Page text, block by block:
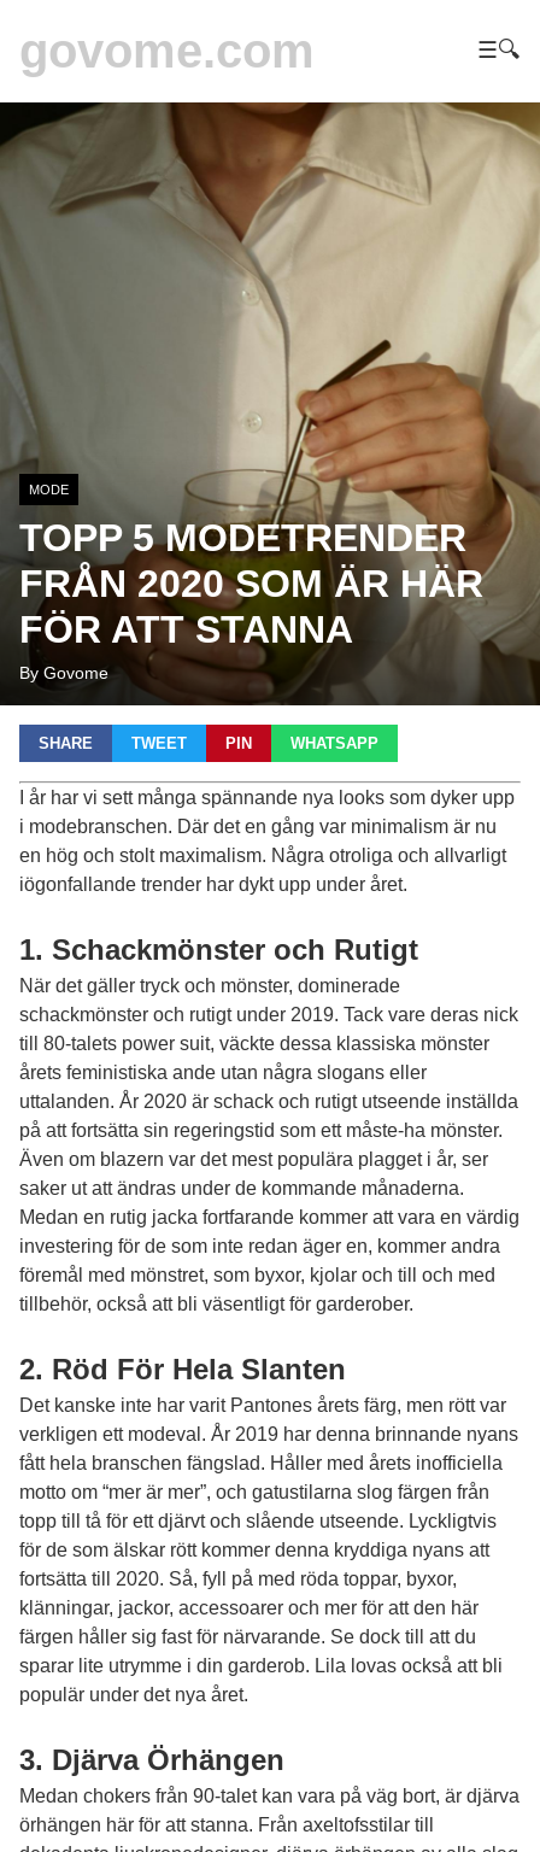
govome.com ☰🔍
MODE
TOPP 5 MODETRENDER
FRÅN 2020 SOM ÄR HÄR
FÖR ATT STANNA
By Govome
SHARE TWEET PIN WHATSAPP
I år har vi sett många spännande nya looks som dyker upp
i modebranschen. Där det en gång var minimalism är nu
en hög och stolt maximalism. Några otroliga och allvarligt
iögonfallande trender har dykt upp under året.
1. Schackmönster och Rutigt
När det gäller tryck och mönster, dominerade
schackmönster och rutigt under 2019. Tack vare deras nick
till 80-talets power suit, väckte dessa klassiska mönster
årets feministiska ande utan några slogans eller
uttalanden. År 2020 är schack och rutigt utseende inställda
på att fortsätta sin regeringstid som ett måste-ha mönster.
Även om blazern var det mest populära plagget i år, ser
saker ut att ändras under de kommande månaderna.
Medan en rutig jacka fortfarande kommer att vara en värdig
investering för de som inte redan äger en, kommer andra
föremål med mönstret, som byxor, kjolar och till och med
tillbehör, också att bli väsentligt för garderober.
2. Röd För Hela Slanten
Det kanske inte har varit Pantones årets färg, men rött var
verkligen ett modeval. År 2019 har denna brinnande nyans
fått hela branschen fängslad. Håller med årets inofficiella
motto om “mer är mer”, och gatustilarna slog färgen från
topp till tå för ett djärvt och slående utseende. Lyckligtvis
för de som älskar rött kommer denna kryddiga nyans att
fortsätta till 2020. Så, fyll på med röda toppar, byxor,
klänningar, jackor, accessoarer och mer för att den här
färgen håller sig fast för närvarande. Se dock till att du
sparar lite utrymme i din garderob. Lila lovas också att bli
populär under det nya året.
3. Djärva Örhängen
Medan chokers från 90-talet kan vara på väg bort, är djärva
örhängen här för att stanna. Från axeltofsstilar till